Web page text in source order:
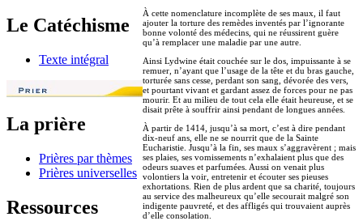
Le Catéchisme
Texte intégral
La prière
Prières par thèmes
Prières universelles
Ressources
À cette nomenclature incomplète de ses maux, il faut
ajouter la torture des remèdes inventés par l’ignorante
bonne volonté des médecins, qui ne réussirent guère
qu’à remplacer une maladie par une autre.
Ainsi Lydwine était couchée sur le dos, impuissante à se
remuer, n’ayant que l’usage de la tête et du bras gauche,
torturée sans cesse, perdant son sang, dévorée des vers,
et pourtant vivant et gardant assez de forces pour ne pas
mourir. Et au milieu de tout cela elle était heureuse, et se
disait prête à souffrir ainsi pendant de longues années.
À partir de 1414, jusqu’à sa mort, c’est à dire pendant
dix-neuf ans, elle ne se nourrit que de la Sainte
Eucharistie. Jusqu’à la fin, ses maux s’aggravèrent ; mais
ses plaies, ses vomissements n’exhalaient plus que des
odeurs suaves et parfumées. Aussi on venait plus
volontiers la voir, entretenir et écouter ses pieuses
exhortations. Rien de plus ardent que sa charité, toujours
au service des malheureux qu’elle secourait malgré son
indigente pauvreté, et des affligés qui trouvaient auprès
d’elle consolation.